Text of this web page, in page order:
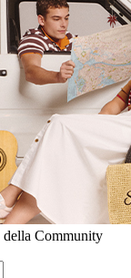
della Community